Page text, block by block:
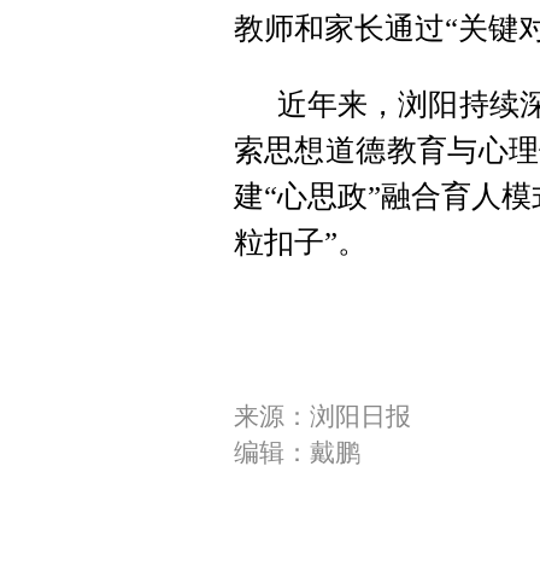
教师和家长通过“关键
近年来，浏阳持续
索思想道德教育与心
建“心思政”融合育人
粒扣子”。
来源：浏阳日报
编辑：戴鹏